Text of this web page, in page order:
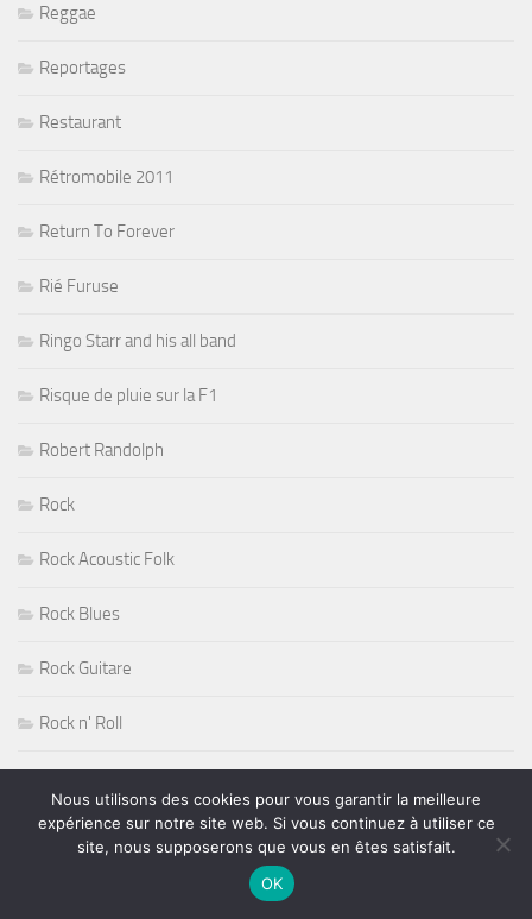
Reggae
Reportages
Restaurant
Rétromobile 2011
Return To Forever
Rié Furuse
Ringo Starr and his all band
Risque de pluie sur la F1
Robert Randolph
Rock
Rock Acoustic Folk
Rock Blues
Rock Guitare
Rock n' Roll
Rock Sudiste
Nous utilisons des cookies pour vous garantir la meilleure
expérience sur notre site web. Si vous continuez à utiliser ce
site, nous supposerons que vous en êtes satisfait.
OK